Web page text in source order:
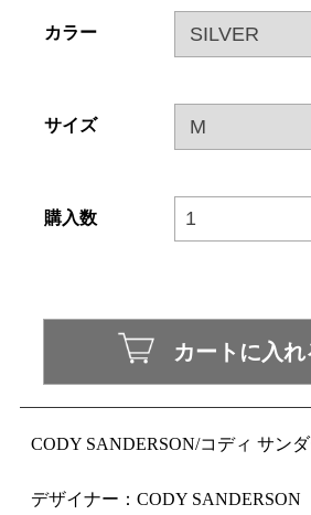
カラー
サイズ
購入数
CODY SANDERSON/コディ サン
デザイナー：CODY SANDERSON